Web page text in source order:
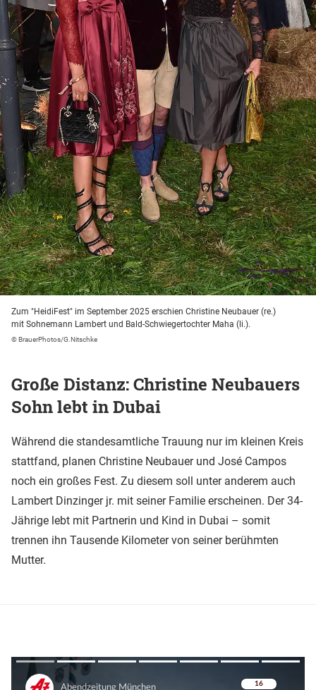
Zum "HeidiFest" im September 2025 erschien Christine Neubauer (re.)
mit Sohnemann Lambert und Bald-Schwiegertochter Maha (li.).
© BrauerPhotos/G.Nitschke
Große Distanz: Christine Neubauers
Sohn lebt in Dubai
Während die standesamtliche Trauung nur im kleinen Kreis
stattfand, planen Christine Neubauer und José Campos
noch ein großes Fest. Zu diesem soll unter anderem auch
Lambert Dinzinger jr. mit seiner Familie erscheinen. Der 34-
Jährige lebt mit Partnerin und Kind in Dubai – somit
trennen ihn Tausende Kilometer von seiner berühmten
Mutter.